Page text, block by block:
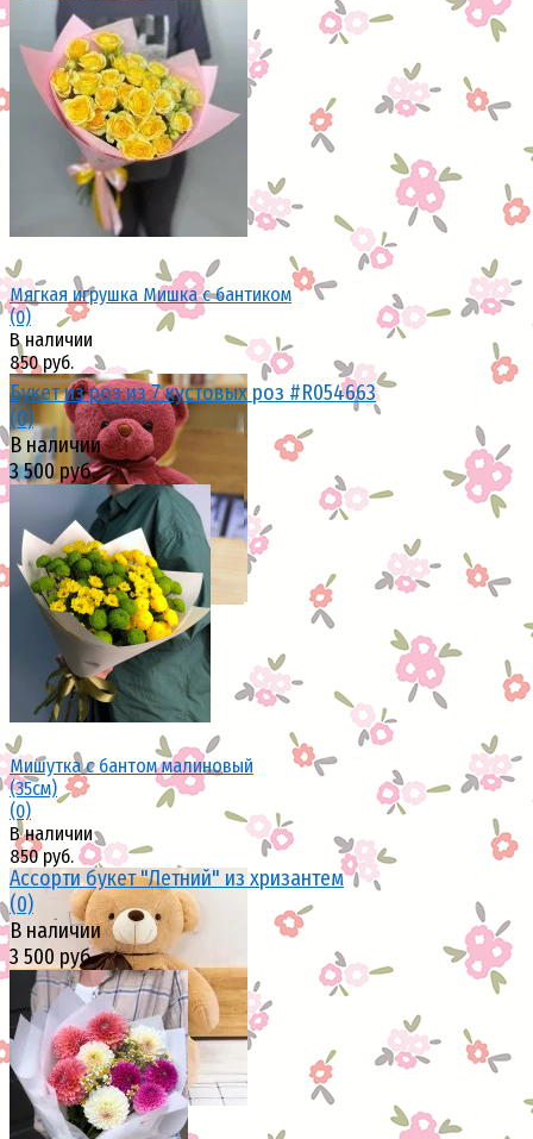
избранное сравнить
сравнить
Мягкая игрушка Мишка с бантиком
(0)
В наличии
850 руб.
избранное сравнить
Мишутка с бантом малиновый
(35см)
(0)
В наличии
850 руб.
избранное сравнить
избранное сравнить
Букет из роз из 7 кустовых роз #R054663
(0)
В наличии
3 500 руб.
избранное сравнить
Ассорти букет "Летний" из хризантем
(0)
В наличии
3 500 руб.